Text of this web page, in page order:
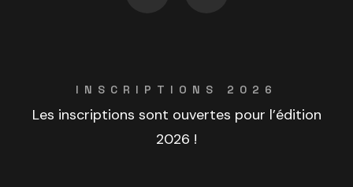
INSCRIPTIONS 2026
Les inscriptions sont ouvertes pour l’édition
2026 !